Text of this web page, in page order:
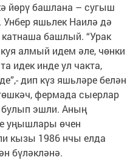
йөрү башлана – сугыш
яшьлек Наилә дә
башлый. “Урак
алмый идем әле, чөнки
идек инде ул чакта,
дип күз яшьләре белән
фермада сыерлар
булып эшли. Аның
уңышлары өчен
кызы 1986 нчы елда
бүләкләнә.